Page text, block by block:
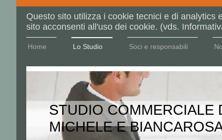
Questo sito utilizza i cookie tecnici e di analytics
sito acconsenti all'uso dei cookie. (vds.
Home Lo Studio Soci e responsabili
STUDIO COMMERCIALE
MICHELE E